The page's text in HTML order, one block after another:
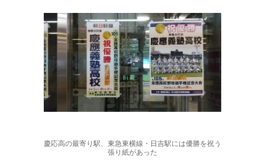
慶応高の最寄り駅、東急東横線・日吉駅には優勝を祝う
張り紙があった